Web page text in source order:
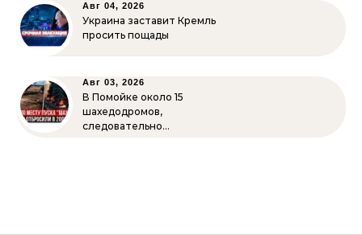
Авг 04, 2026
Украина заставит Кремль
просить пощады
Авг 03, 2026
В Помойке около 15
шахедодромов,
следовательно…